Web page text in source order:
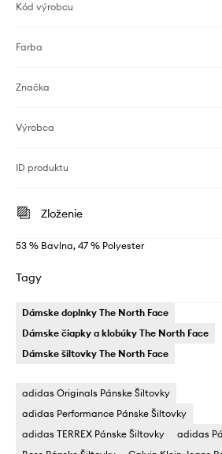
Kód výrobcu
Farba
Značka
Výrobca
ID produktu
Zloženie
53 % Bavlna, 47 % Polyester
Tagy
Dámske doplnky The North Face
Dámske čiapky a klobúky The North Face
Dámske šiltovky The North Face
adidas Originals Pánske Šiltovky
adidas Performance Pánske Šiltovky
adidas TERREX Pánske Šiltovky
adidas